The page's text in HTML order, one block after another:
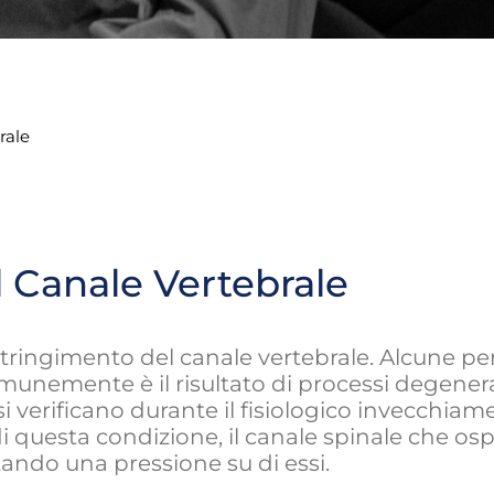
Vertebrale
del canale vertebrale. Alcune
è il risultato di processi
verificano durante il fisiologico
questa condizione, il canale spinale che
una pressione su di essi.